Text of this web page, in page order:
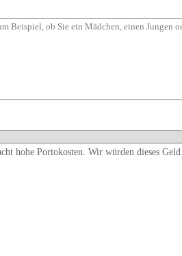
hohe Portokosten. Wir würden dieses